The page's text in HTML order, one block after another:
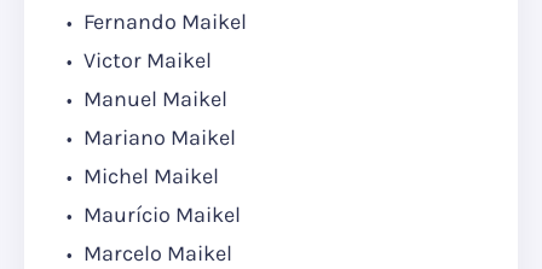
Fernando Maikel
Victor Maikel
Manuel Maikel
Mariano Maikel
Michel Maikel
Maurício Maikel
Marcelo Maikel